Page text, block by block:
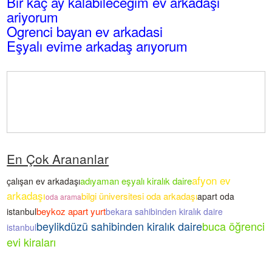
ariyorum
Ogrenci bayan ev arkadasi
Eşyalı evime arkadaş arıyorum
En Çok Arananlar
çalışan ev arkadaşıadıyaman eşyalı kiralık daireafyon ev
arkadaşıoda aramabilgi üniversitesi oda arkadaşıapart oda
istanbulbeykoz apart yurtbekara sahibinden kiralık daire
istanbulbeylikdüzü sahibinden kiralık dairebuca öğrenci
evi kiraları